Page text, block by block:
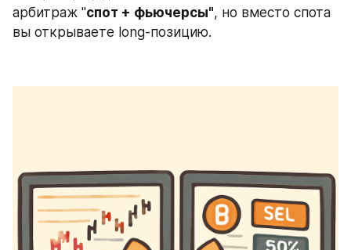
арбитраж "спот + фьючерсы", но вместо спота
вы открываете long-позицию.